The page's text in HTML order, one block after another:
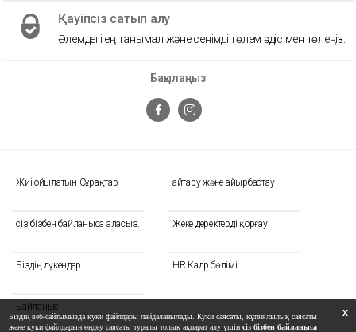
Жиі Қойылатын Сұрақтар Қайтару және айырбастау
сіз бізбен байланыса аласыз. Жеке деректерді қорғау
Біздің дүкендер HR Кадр бөлімі
Байланыс
Бақылаңыз
Қауіпсіз сатып алу
Әлемдегі ең танымал және сенімді төлем әдісімен төлеңіз.
X
Біздің веб-сайтымызда куки файлдары пайдаланылады. Куки саясаты, құпиялылық саясаты
және куки файлдарын өңдеу саясаты туралы толық ақпарат алу үшін сіз бізбен байланыса